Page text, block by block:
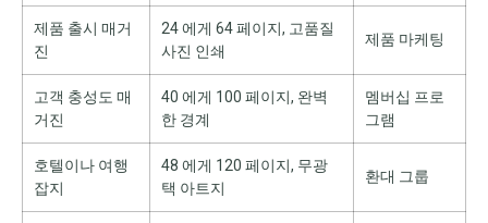
제품 출시 매거
진
24 에게 64 페이지, 고품질
사진 인쇄
제품 마케팅
고객 충성도 매
거진
40 에게 100 페이지, 완벽
한 경계
멤버십 프로
그램
호텔이나 여행
잡지
48 에게 120 페이지, 무광
택 아트지
환대 그룹